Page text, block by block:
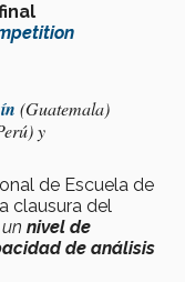
(Guatemala)
y
de Escuela de
clausura del
nivel de
de análisis